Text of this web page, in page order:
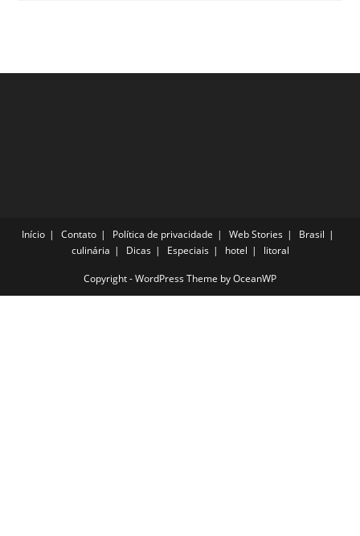
Destino
Início Contato Política de privacidade Web Stories
Brasil
culinária
Dicas Especiais hotel litoral
Copyright - WordPress Theme by OceanWP